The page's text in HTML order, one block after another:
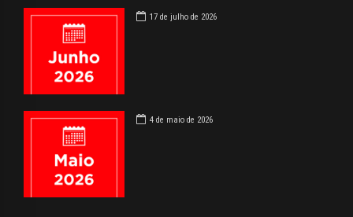
17 de julho de 2026
4 de maio de 2026